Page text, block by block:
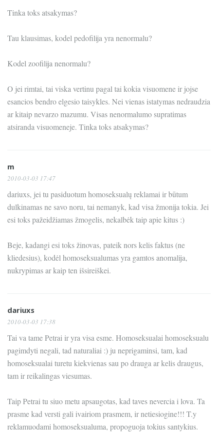
Tinka toks atsakymas?
Tau klausimas, kodel pedofilija yra nenormalu?
Kodel zoofilija nenormalu?
O jei rimtai, tai viska vertinu pagal tai kokia visuomene ir jojse
esancios bendro elgesio taisykles. Nei vienas istatymas nedraudzia
ar kitaip nevarzo mazumu. Visas nenormalumo supratimas
atsiranda visuomeneje. Tinka toks atsakymas?
m
2010-03-03 17:47
dariuxs, jei tu pasiduotum homoseksualų reklamai ir būtum
dulkinamas ne savo noru, tai nemanyk, kad visa žmonija tokia. Jei
esi toks pažeidžiamas žmogelis, nekalbėk taip apie kitus :)
Beje, kadangi esi toks žinovas, pateik nors kelis faktus (ne
kliedesius), kodėl homoseksualumas yra gamtos anomalija,
nukrypimas ar kaip ten išsireiškei.
dariuxs
2010-03-03 17:38
Tai va tame Petrai ir yra visa esme. Homoseksualai homoseksualu
pagimdyti negali, tad naturaliai :) ju neprigaminsi, tam, kad
homoseksualai turetu kiekvienas sau po drauga ar kelis draugus,
tam ir reikalingas viesumas.
Taip Petrai tu siuo metu apsaugotas, kad taves nevercia i lova. Ta
prasme kad versti gali ivairiom prasmem, ir netiesiogine!!! T.y
reklamuodami homoseksualuma, propoguoja tokius santykius.